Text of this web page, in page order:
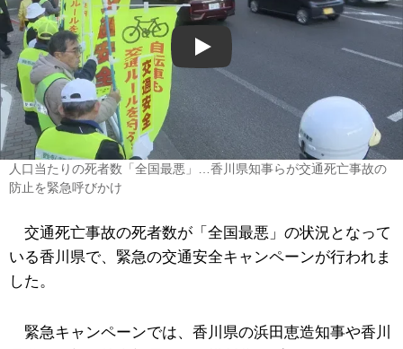
Play
人口当たりの死者数「全国最悪」…香川県知事らが交通死亡事故の
防止を緊急呼びかけ
交通死亡事故の死者数が「全国最悪」の状況となって
いる香川県で、緊急の交通安全キャンペーンが行われま
した。
緊急キャンペーンでは、香川県の浜田恵造知事や香川